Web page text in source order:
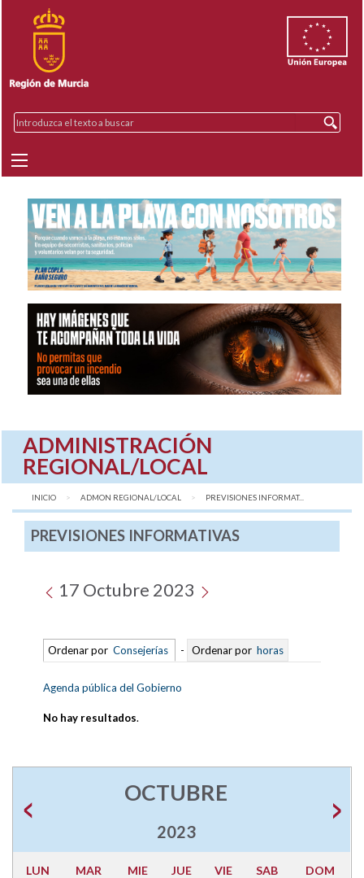
ADMINISTRACIÓN
REGIONAL/LOCAL
INICIO ADMON REGIONAL/LOCAL AQUÍ:
PREVISIONES INFORMAT...
PREVISIONES INFORMATIVAS
17 Octubre 2023
Ordenar por Consejerías - Ordenar por horas
Agenda pública del Gobierno
No hay resultados.
OCTUBRE
2023
LUN MAR MIE JUE VIE SAB DOM